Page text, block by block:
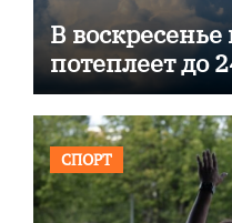
В
потеплеет до
СПОРТ